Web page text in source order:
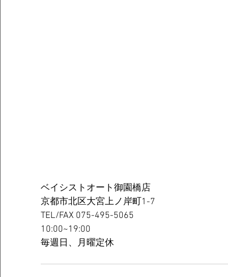
ベイシストオート御園橋店
京都市北区大宮上ノ岸町1-7
TEL/FAX 075-495-5065
10:00~19:00
毎週日、月曜定休